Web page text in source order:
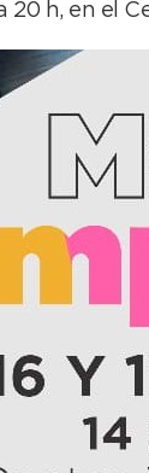
20 h, en el